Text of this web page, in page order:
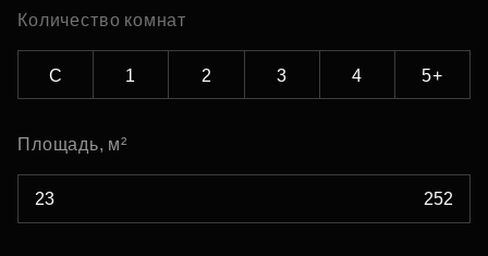
Количество комнат
С 1 2 3 4 5+
Площадь, м²